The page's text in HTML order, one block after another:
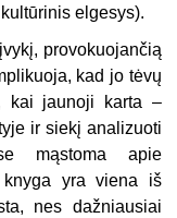
elgesys).
provokuojančią
kad jo tėvų
kai jaunoji karta –
ir siekį analizuoti
mąstoma apie
yra viena iš
nes dažniausiai